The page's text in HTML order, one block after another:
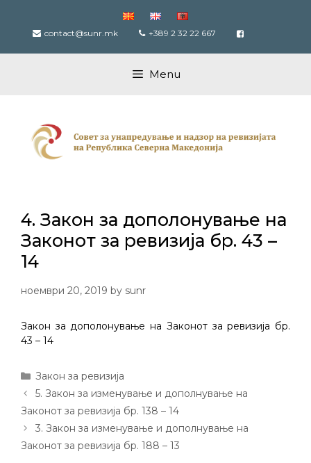
content contact@sunr.mk +389 2 32 22 667
Menu
4. Закон за дополонување на
Законот за ревизија бр. 43 –
14
ноември 20, 2019 by sunr
Закон за дополонување на Законот за ревизија бр.
43 – 14
Categories
Закон за ревизија
Post
navigation
5. Закон за изменување и дополнување на
Законот за ревизија бр. 138 – 14
3. Закон за изменување и дополнување на
Законот за ревизија бр. 188 – 13